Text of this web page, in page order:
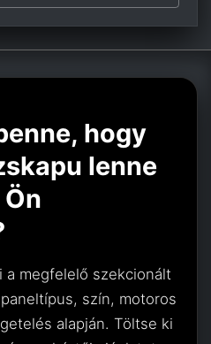
hogy
lenne
a megfelelő szekcionált
szín, motoros
alapján. Töltse ki